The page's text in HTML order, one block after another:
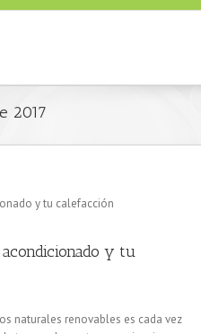
2017
y tu
naturales renovables es cada vez